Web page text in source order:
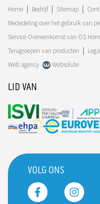
Home
Bedrijf Sitemap
Mededeling over het gebruik van
Service Overeenkomst van OS
Terugroepen van producten
Web agency
Websolute
LID VAN
VOLG ONS